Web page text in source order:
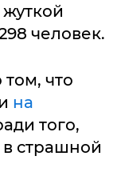
человек.
что
на
того,
страшной